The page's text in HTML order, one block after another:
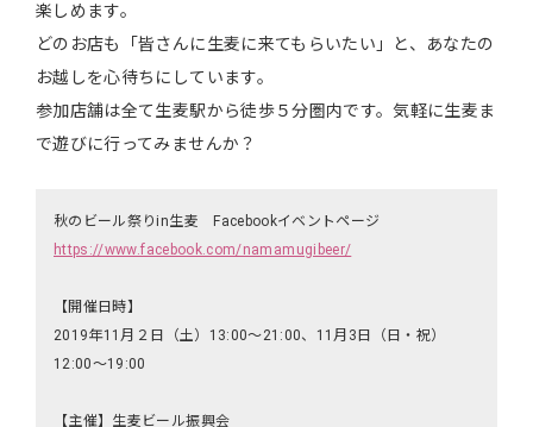
楽しめます。
どのお店も「皆さんに生麦に来てもらいたい」と、あなたの
お越しを心待ちにしています。
参加店舗は全て生麦駅から徒歩５分圏内です。気軽に生麦ま
で遊びに行ってみませんか？
秋のビール祭りin生麦 Facebookイベントページ
https://www.facebook.com/namamugibeer/
【開催日時】
2019年11月２日（土）13:00〜21:00、11月3日（日・祝）
12:00〜19:00
【主催】生麦ビール振興会